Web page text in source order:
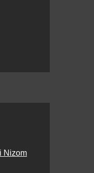
Nizom